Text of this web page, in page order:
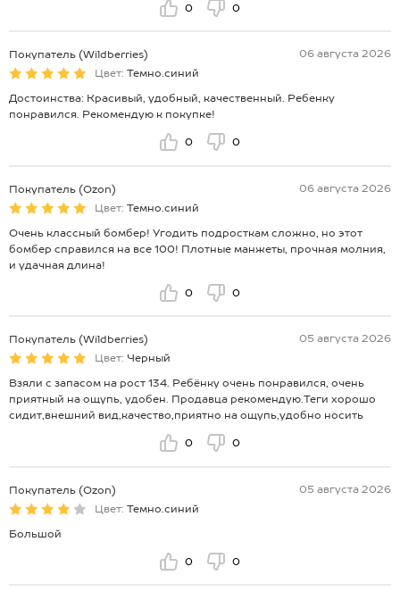
0 0
Покупатель (Wildberries)
06 августа 2026
Цвет: Темно.синий
Достоинства: Красивый, удобный, качественный. Ребенку
понравился. Рекомендую к покупке!
0 0
Покупатель (Ozon)
06 августа 2026
Цвет: Темно.синий
Очень классный бомбер! Угодить подросткам сложно, но этот
бомбер справился на все 100! Плотные манжеты, прочная молния,
и удачная длина!
0 0
Покупатель (Wildberries)
05 августа 2026
Цвет: Черный
Взяли с запасом на рост 134. Ребёнку очень понравился, очень
приятный на ощупь, удобен. Продавца рекомендую.Теги хорошо
сидит,внешний вид,качество,приятно на ощупь,удобно носить
0 0
Покупатель (Ozon)
05 августа 2026
Цвет: Темно.синий
Большой
0 0